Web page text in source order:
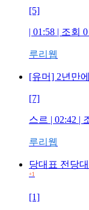
[5]
| 01:58 | 조회 0
루리웹
[유머] 2년만
[7]
스르 | 02:42 |
루리웹
당대표 전당
+1
[1]